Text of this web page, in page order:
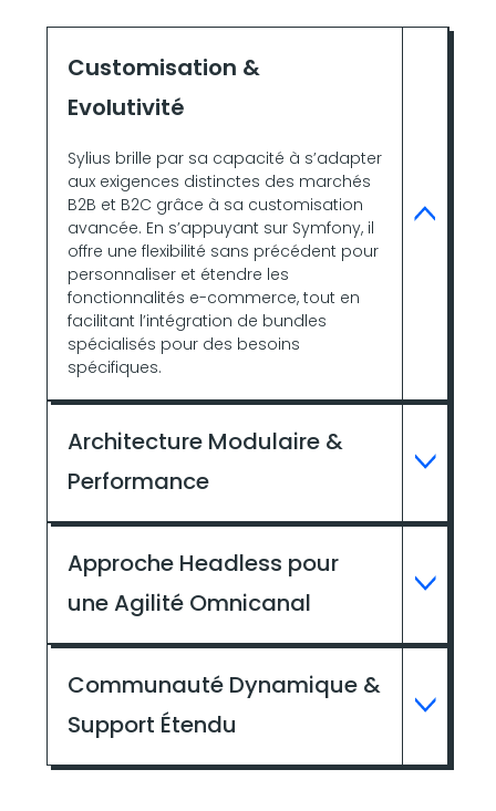
Customisation &
Evolutivité
Sylius brille par sa capacité à s’adapter
aux exigences distinctes des marchés
B2B et B2C grâce à sa customisation
avancée. En s’appuyant sur Symfony, il
offre une flexibilité sans précédent pour
personnaliser et étendre les
fonctionnalités e-commerce, tout en
facilitant l’intégration de bundles
spécialisés pour des besoins
spécifiques.
Architecture Modulaire &
Performance
Approche Headless pour
une Agilité Omnicanal
Communauté Dynamique &
Support Étendu